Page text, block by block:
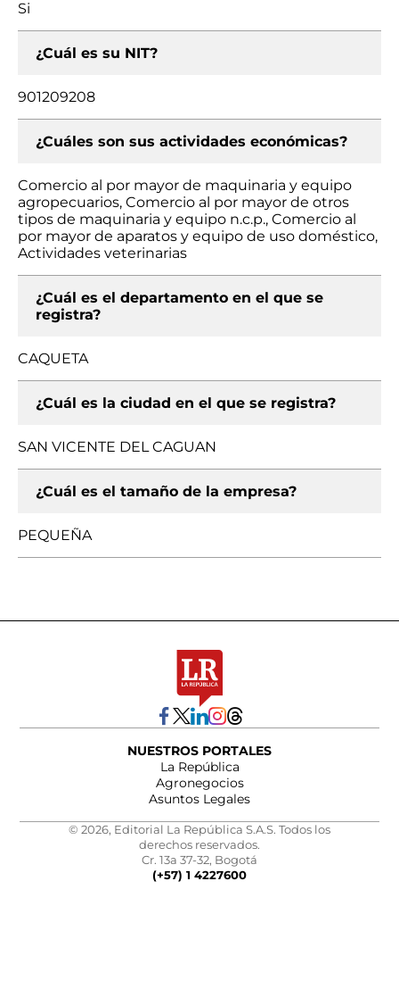
Si
¿Cuál es su NIT?
901209208
¿Cuáles son sus actividades económicas?
Comercio al por mayor de maquinaria y equipo
agropecuarios, Comercio al por mayor de otros
tipos de maquinaria y equipo n.c.p., Comercio al
por mayor de aparatos y equipo de uso doméstico,
Actividades veterinarias
¿Cuál es el departamento en el que se
registra?
CAQUETA
¿Cuál es la ciudad en el que se registra?
SAN VICENTE DEL CAGUAN
¿Cuál es el tamaño de la empresa?
PEQUEÑA
NUESTROS PORTALES
La República
Agronegocios
Asuntos Legales
© 2026, Editorial La República S.A.S. Todos los
derechos reservados.
Cr. 13a 37-32, Bogotá
(+57) 1 4227600